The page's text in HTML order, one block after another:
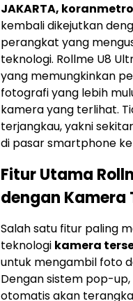
JAKARTA,
kembali dikejutkan
perangkat yang
teknologi. Rollme U8
yang memungkinkan
fotografi yang lebih
kamera yang terlihat.
terjangkau, yakni sekitar
di pasar smartphone
Fitur Utama
dengan Kamera
Salah satu fitur paling
teknologi kamera
untuk mengambil foto
Dengan sistem pop-
otomatis akan